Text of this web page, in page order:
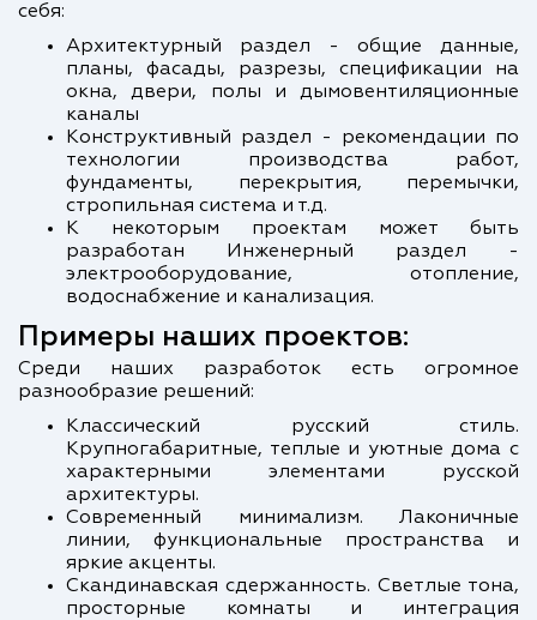
себя:
Архитектурный раздел - общие данные,
планы, фасады, разрезы, спецификации на
окна, двери, полы и дымовентиляционные
каналы
Конструктивный раздел - рекомендации по
технологии производства работ,
фундаменты, перекрытия, перемычки,
стропильная система и т.д.
К некоторым проектам может быть
разработан Инженерный раздел -
электрооборудование, отопление,
водоснабжение и канализация.
Примеры наших проектов:
Среди наших разработок есть огромное
разнообразие решений:
Классический русский стиль.
Крупногабаритные, теплые и уютные дома с
характерными элементами русской
архитектуры.
Современный минимализм. Лаконичные
линии, функциональные пространства и
яркие акценты.
Скандинавская сдержанность. Светлые тона,
просторные комнаты и интеграция